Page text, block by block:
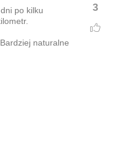
3
po kilku
naturalne